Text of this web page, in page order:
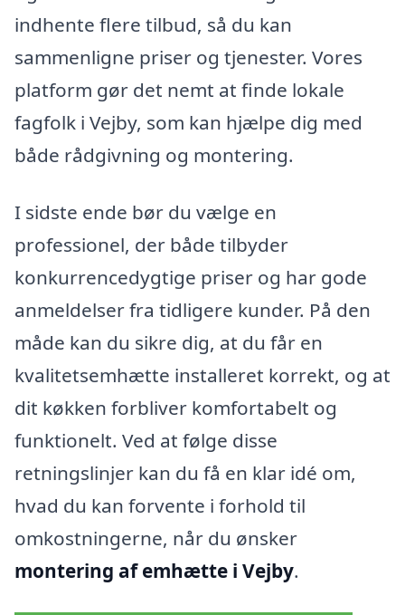
indhente flere tilbud, så du kan
sammenligne priser og tjenester. Vores
platform gør det nemt at finde lokale
fagfolk i Vejby, som kan hjælpe dig med
både rådgivning og montering.
I sidste ende bør du vælge en
professionel, der både tilbyder
konkurrencedygtige priser og har gode
anmeldelser fra tidligere kunder. På den
måde kan du sikre dig, at du får en
kvalitetsemhætte installeret korrekt, og at
dit køkken forbliver komfortabelt og
funktionelt. Ved at følge disse
retningslinjer kan du få en klar idé om,
hvad du kan forvente i forhold til
omkostningerne, når du ønsker
montering af emhætte i Vejby.